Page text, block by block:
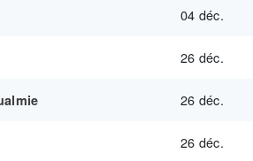
04 déc.
26 déc.
26 déc.
26 déc.